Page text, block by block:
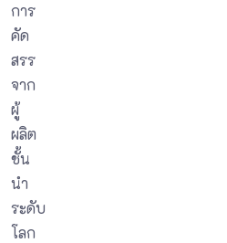
การ
คัด
สรร
จาก
ผู้
ผลิต
ชั้น
นำ
ระดับ
โลก